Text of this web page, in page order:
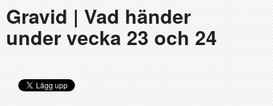
Gravid | Vad händer
under vecka 23 och 24